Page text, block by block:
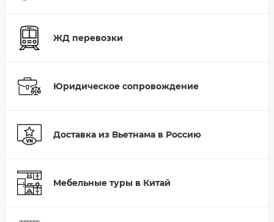
ЖД перевозки
Юридическое сопровождение
Доставка из Вьетнама в Россию
Мебельные туры в Китай